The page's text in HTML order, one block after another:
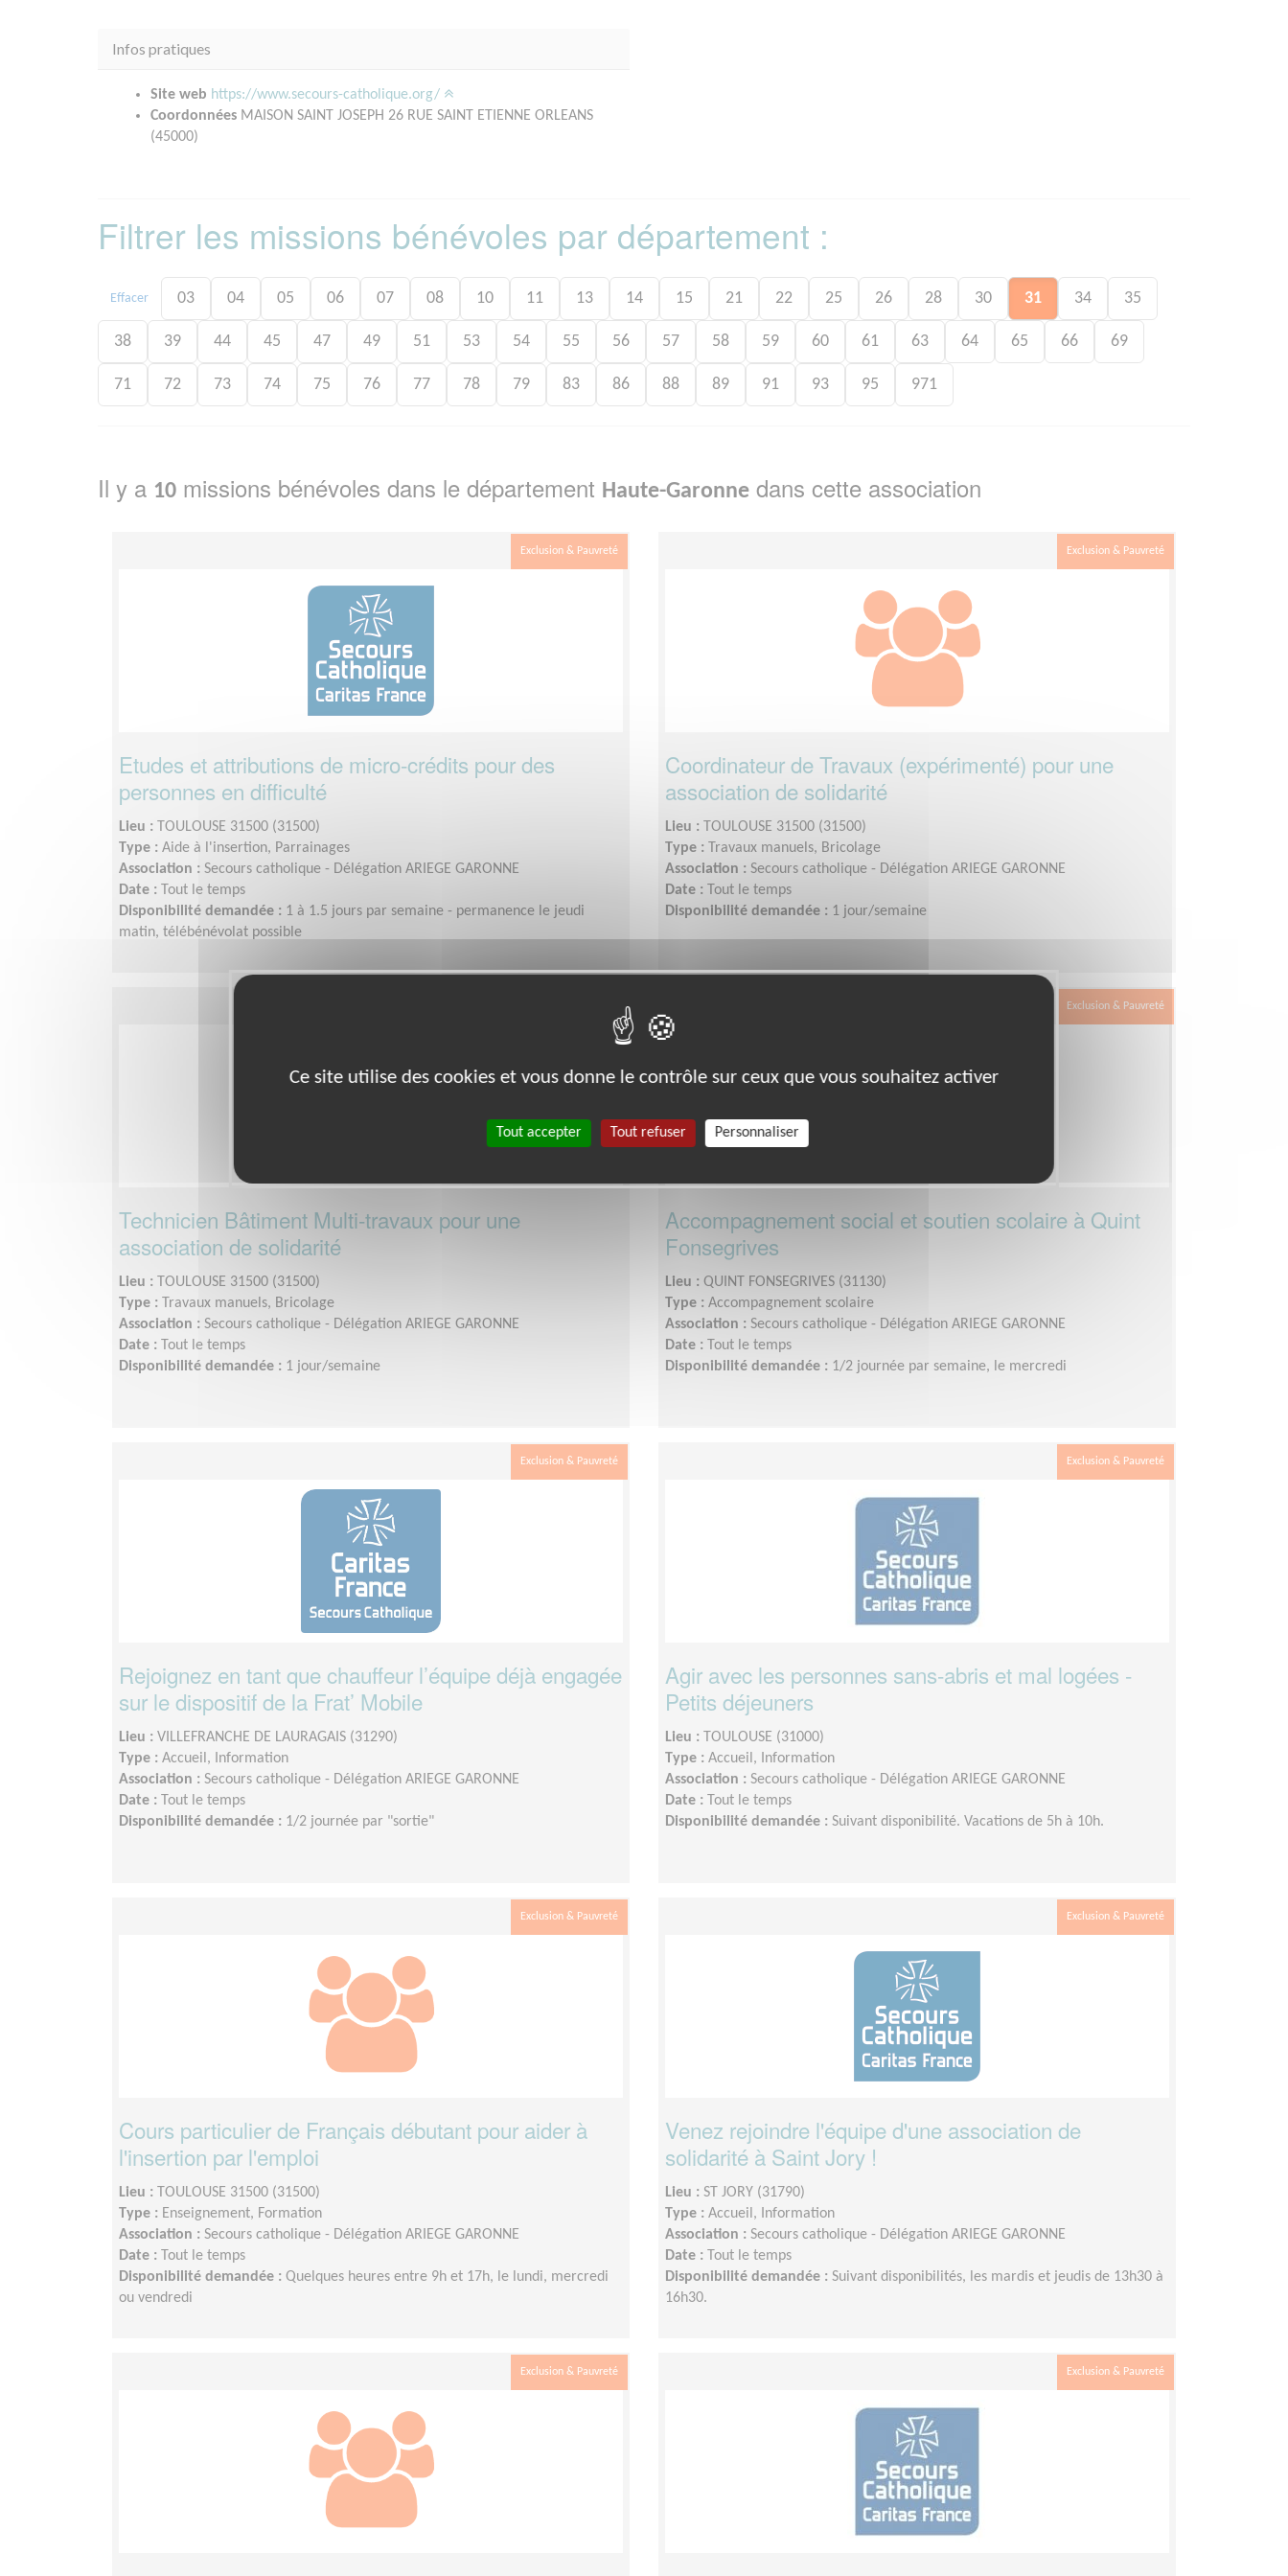
Infos pratiques
Site web https://www.secours-catholique.org/
Coordonnées MAISON SAINT JOSEPH 26 RUE SAINT ETIENNE ORLEANS
(45000)
Filtrer les missions bénévoles par département :
Effacer 03 04 05 06 07 08 10 11 13 14 15 21 22 25 26 28 30 31 34 35
38 39 44 45 47 49 51 53 54 55 56 57 58 59 60 61 63 64 65 66 69
71 72 73 74 75 76 77 78 79 83 86 88 89 91 93 95 971
Il y a 10 missions bénévoles dans le département Haute-Garonne dans cette association
Exclusion & Pauvreté
Etudes et attributions de micro-crédits pour des
personnes en difficulté
Lieu : TOULOUSE 31500 (31500)
Type : Aide à l'insertion, Parrainages
Association : Secours catholique - Délégation ARIEGE GARONNE
Date : Tout le temps
Disponibilité demandée : 1 à 1.5 jours par semaine - permanence le jeudi
matin, télébénévolat possible
Exclusion & Pauvreté
Coordinateur de Travaux (expérimenté) pour une
association de solidarité
Lieu : TOULOUSE 31500 (31500)
Type : Travaux manuels, Bricolage
Association : Secours catholique - Délégation ARIEGE GARONNE
Date : Tout le temps
Disponibilité demandée : 1 jour/semaine
Technicien Bâtiment Multi-travaux pour une
association de solidarité
Lieu : TOULOUSE 31500 (31500)
Type : Travaux manuels, Bricolage
Association : Secours catholique - Délégation ARIEGE GARONNE
Date : Tout le temps
Disponibilité demandée : 1 jour/semaine
Exclusion & Pauvreté
Accompagnement social et soutien scolaire à Quint
Fonsegrives
Lieu : QUINT FONSEGRIVES (31130)
Type : Accompagnement scolaire
Association : Secours catholique - Délégation ARIEGE GARONNE
Date : Tout le temps
Disponibilité demandée : 1/2 journée par semaine, le mercredi
Exclusion & Pauvreté
Rejoignez en tant que chauffeur l’équipe déjà engagée
sur le dispositif de la Frat’ Mobile
Lieu : VILLEFRANCHE DE LAURAGAIS (31290)
Type : Accueil, Information
Association : Secours catholique - Délégation ARIEGE GARONNE
Date : Tout le temps
Disponibilité demandée : 1/2 journée par "sortie"
Exclusion & Pauvreté
Agir avec les personnes sans-abris et mal logées -
Petits déjeuners
Lieu : TOULOUSE (31000)
Type : Accueil, Information
Association : Secours catholique - Délégation ARIEGE GARONNE
Date : Tout le temps
Disponibilité demandée : Suivant disponibilité. Vacations de 5h à 10h.
Exclusion & Pauvreté
Cours particulier de Français débutant pour aider à
l'insertion par l'emploi
Lieu : TOULOUSE 31500 (31500)
Type : Enseignement, Formation
Association : Secours catholique - Délégation ARIEGE GARONNE
Date : Tout le temps
Disponibilité demandée : Quelques heures entre 9h et 17h, le lundi, mercredi
ou vendredi
Exclusion & Pauvreté
Venez rejoindre l'équipe d'une association de
solidarité à Saint Jory !
Lieu : ST JORY (31790)
Type : Accueil, Information
Association : Secours catholique - Délégation ARIEGE GARONNE
Date : Tout le temps
Disponibilité demandée : Suivant disponibilités, les mardis et jeudis de 13h30 à
16h30.
Exclusion & Pauvreté Exclusion & Pauvreté
Ce site utilise des cookies et vous donne le contrôle sur ceux que vous souhaitez activer
Tout accepter Tout refuser Personnaliser